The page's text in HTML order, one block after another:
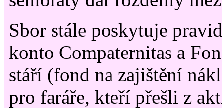
Sbor stále poskytuje
konto Compaternitas a
stáří (fond na zajištění
pro faráře, kteří přešli z